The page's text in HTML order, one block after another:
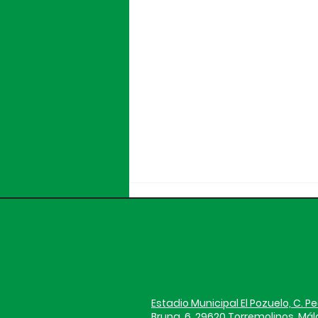
como nuevo jugador
Estadio Municipal El Pozuelo, C.